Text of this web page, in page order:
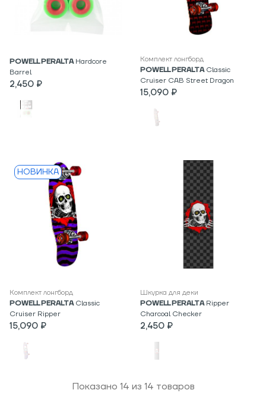
POWELL PERALTA Hardcore
Barrel
2,450 ₽
Комплект лонгборд
POWELL PERALTA Classic
Cruiser CAB Street Dragon
15,090 ₽
НОВИНКА
Комплект лонгборд
POWELL PERALTA Classic
Cruiser Ripper
15,090 ₽
Шкурка для деки
POWELL PERALTA Ripper
Charcoal Checker
2,450 ₽
Показано 14 из 14 товаров